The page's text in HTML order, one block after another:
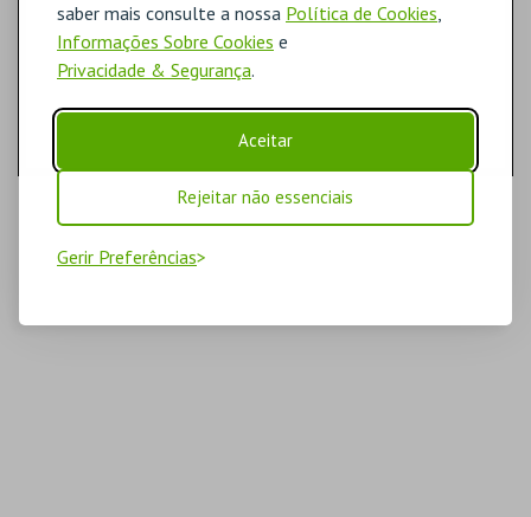
saber mais consulte a nossa Política de Cookies,
Informações Sobre Cookies e
Privacidade & Segurança.
Aceitar
Rejeitar não essenciais
Gerir Preferências